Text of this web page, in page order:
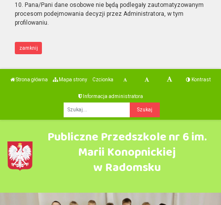
10. Pana/Pani dane osobowe nie będą podlegały zautomatyzowanym
procesom podejmowania decyzji przez Administratora, w tym
profilowaniu.
zamknij
Strona główna Mapa strony Czcionka Kontrast
Informacja administratora
Publiczne Przedszkole nr 6 im.
Marii Konopnickiej
w Radomsku